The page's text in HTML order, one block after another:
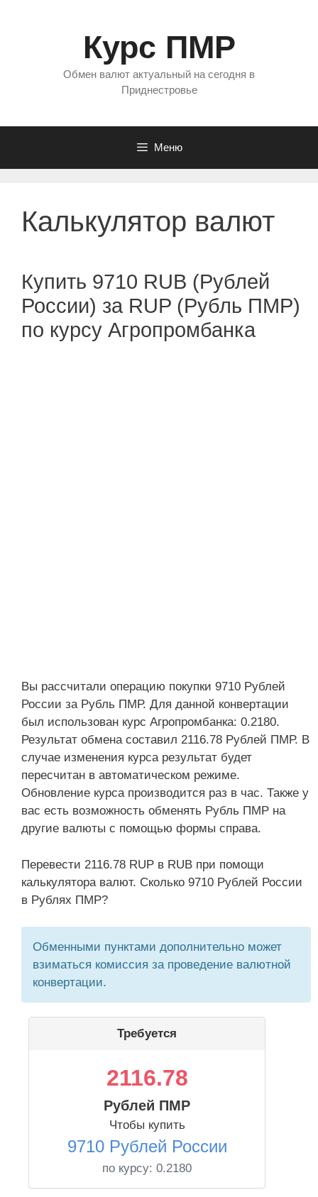
Курс ПМР
Обмен валют актуальный на сегодня в
Приднестровье
Меню
Калькулятор валют
Купить 9710 RUB (Рублей
России) за RUP (Рубль ПМР)
по курсу Агропромбанка
Вы рассчитали операцию покупки 9710 Рублей
России за Рубль ПМР. Для данной конвертации
был использован курс Агропромбанка: 0.2180.
Результат обмена составил 2116.78 Рублей ПМР. В
случае изменения курса результат будет
пересчитан в автоматическом режиме.
Обновление курса производится раз в час. Также у
вас есть возможность обменять Рубль ПМР на
другие валюты с помощью формы справа.
Перевести 2116.78 RUP в RUB при помощи
калькулятора валют. Сколько 9710 Рублей России
в Рублях ПМР?
Обменными пунктами дополнительно может
взиматься комиссия за проведение валютной
конвертации.
Требуется
2116.78
Рублей ПМР
Чтобы купить
9710 Рублей России
по курсу: 0.2180